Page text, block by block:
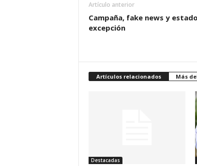
Artículo anterior
Campaña, fake news y
excepción
Artículos relacionados Más
Destacadas